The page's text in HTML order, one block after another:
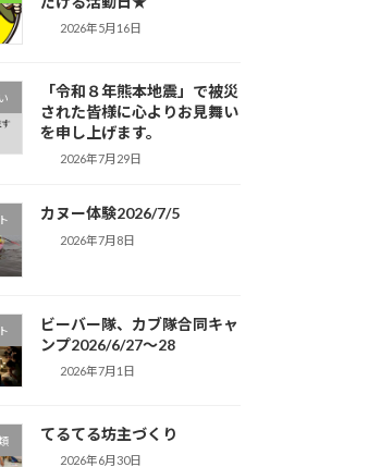
2026年5月16日
「令和８年熊本地震」で被災
された皆様に心よりお見舞い
を申し上げます。
2026年7月29日
カヌー体験2026/7/5
2026年7月8日
ビーバー隊、カブ隊合同キャ
ンプ2026/6/27〜28
2026年7月1日
てるてる坊主づくり
2026年6月30日